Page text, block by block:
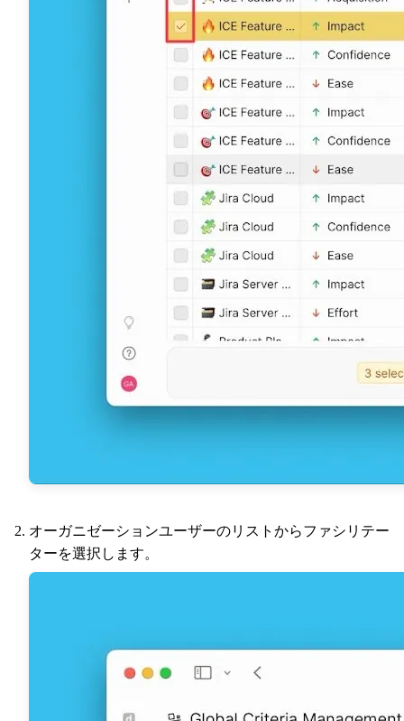
オーガニゼーションユーザーのリストからファシリテー
ターを選択します。